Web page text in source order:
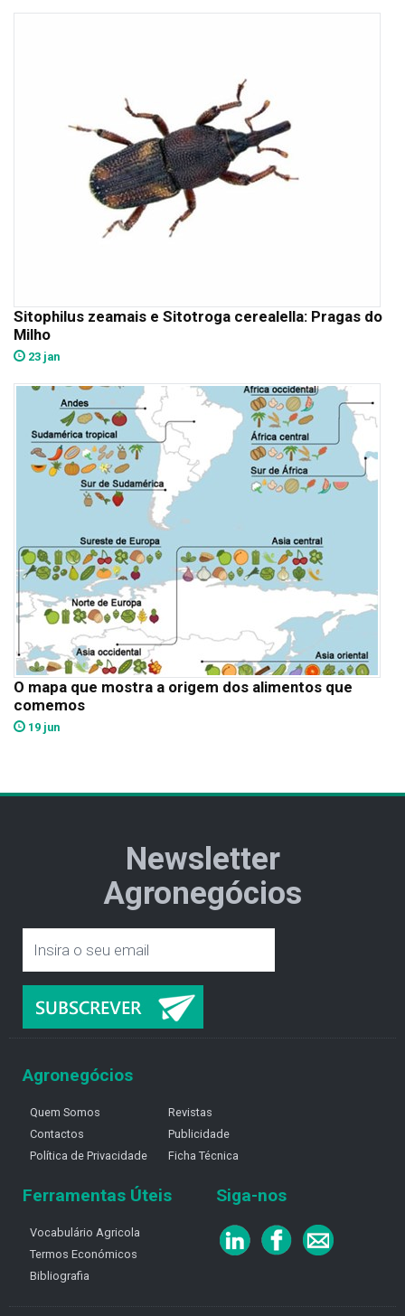
Sitophilus zeamais e Sitotroga cerealella: Pragas do
Milho
23 jan
O mapa que mostra a origem dos alimentos que
comemos
19 jun
Newsletter
Agronegócios
Agronegócios
Quem Somos
Contactos
Política de Privacidade
Revistas
Publicidade
Ficha Técnica
Ferramentas Úteis
Vocabulário Agricola
Termos Económicos
Bibliografia
Siga-nos